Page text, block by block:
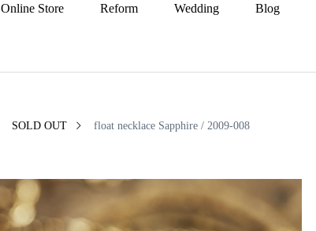
Online Store Reform Wedding Blog
SOLD OUT float necklace Sapphire / 2009-008